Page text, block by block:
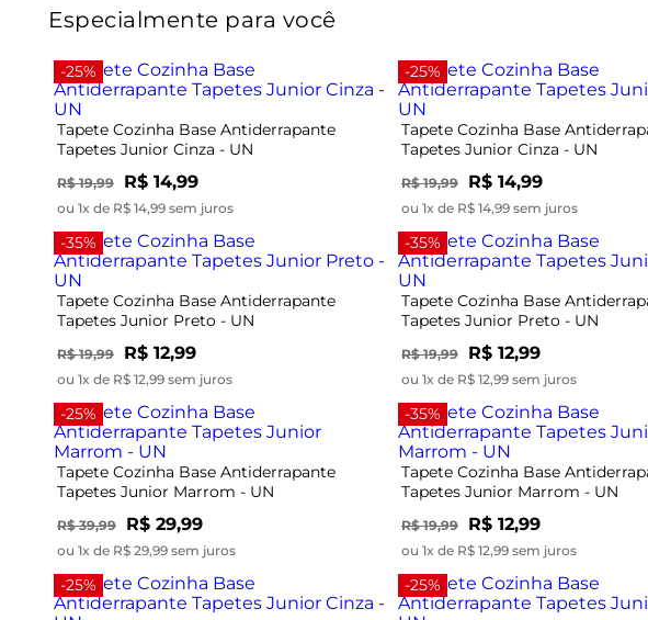
Especialmente para você
-25%
Tapete Cozinha Base Antiderrapante
Tapetes Junior Cinza - UN
R$ 19,99 R$ 14,99
ou 1x de R$ 14,99 sem juros
-25%
Tapete Cozinha Base
Tapetes Junior Cinza - UN
R$ 19,99 R$ 14,99
ou 1x de R$ 14,99 sem juros
-35%
Tapete Cozinha Base Antiderrapante
Tapetes Junior Preto - UN
R$ 19,99 R$ 12,99
ou 1x de R$ 12,99 sem juros
-35%
Tapete Cozinha Base
Tapetes Junior Preto - UN
R$ 19,99 R$ 12,99
ou 1x de R$ 12,99 sem juros
-25%
Tapete Cozinha Base Antiderrapante
Tapetes Junior Marrom - UN
R$ 39,99 R$ 29,99
ou 1x de R$ 29,99 sem juros
-35%
Tapete Cozinha Base
Tapetes Junior Marrom - UN
R$ 19,99 R$ 12,99
ou 1x de R$ 12,99 sem juros
-25% -25%